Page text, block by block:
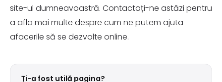
site-ul dumneavoastră. Contactați-ne astăzi pentru
a afla mai multe despre cum ne putem ajuta
afacerile să se dezvolte online.
Ți-a fost utilă pagina?